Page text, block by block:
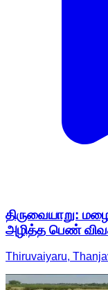
திருவையாறு:
அழித்த பெண்
Thiruvaiyaru,